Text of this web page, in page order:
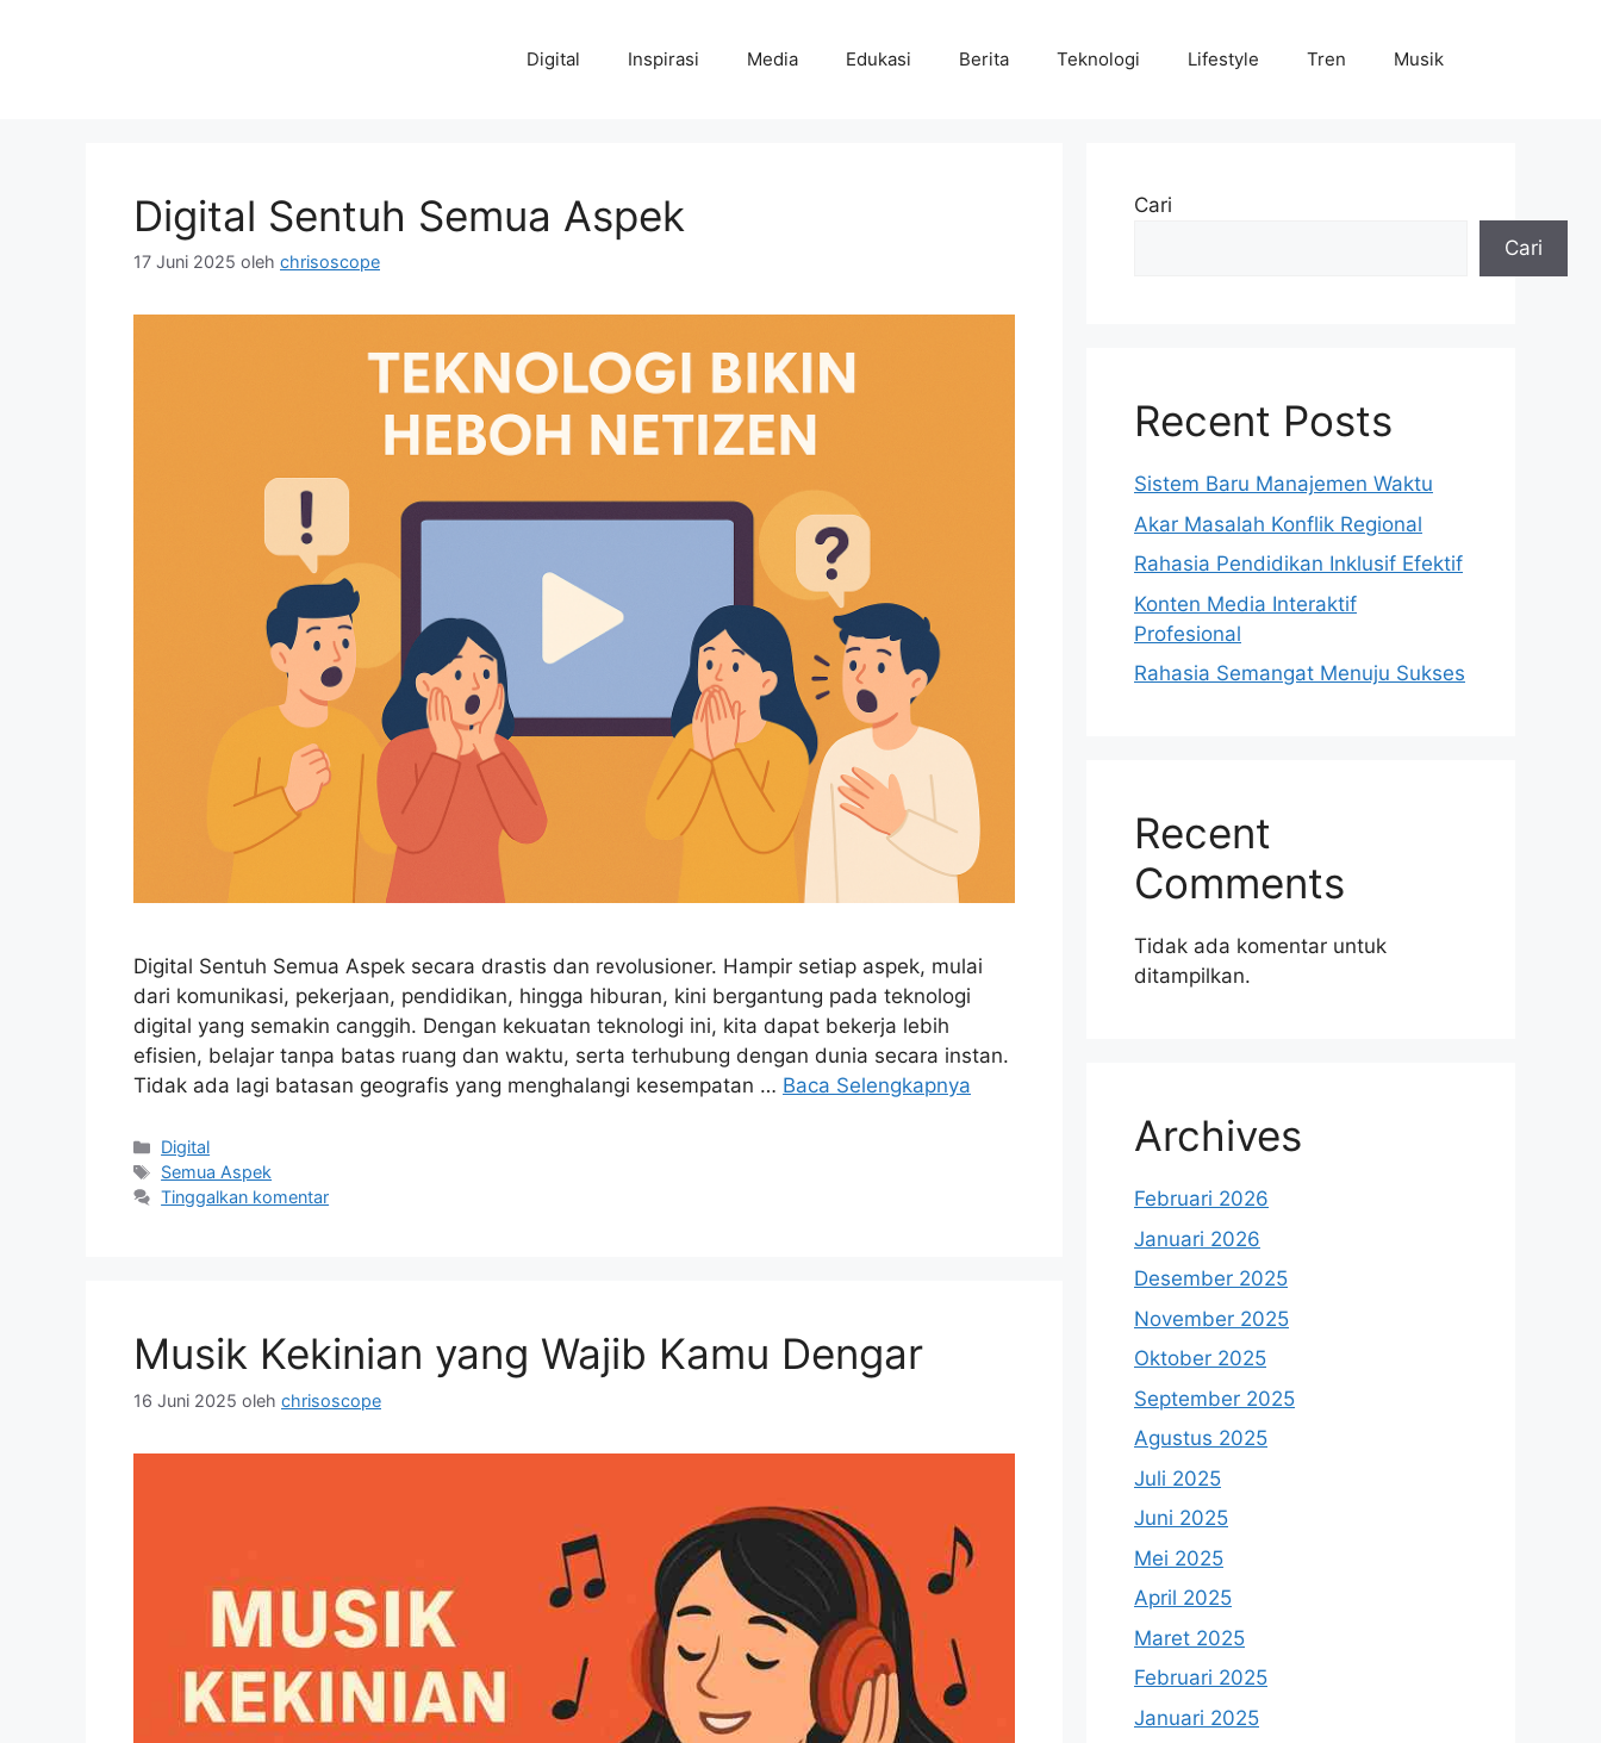
Digital Inspirasi Media Edukasi Berita Teknologi Lifestyle Tren Musik
Digital Sentuh Semua Aspek
17 Juni 2025 oleh chrisoscope
Digital Sentuh Semua Aspek secara drastis dan revolusioner. Hampir setiap aspek, mulai
dari komunikasi, pekerjaan, pendidikan, hingga hiburan, kini bergantung pada teknologi
digital yang semakin canggih. Dengan kekuatan teknologi ini, kita dapat bekerja lebih
efisien, belajar tanpa batas ruang dan waktu, serta terhubung dengan dunia secara instan.
Tidak ada lagi batasan geografis yang menghalangi kesempatan … Baca Selengkapnya
Kategori
Digital
Tag
Semua Aspek
Tinggalkan komentar
Musik Kekinian yang Wajib Kamu Dengar
16 Juni 2025 oleh chrisoscope
Cari
Cari
Recent Posts
Sistem Baru Manajemen Waktu
Akar Masalah Konflik Regional
Rahasia Pendidikan Inklusif Efektif
Konten Media Interaktif
Profesional
Rahasia Semangat Menuju Sukses
Recent
Comments
Tidak ada komentar untuk
ditampilkan.
Archives
Februari 2026
Januari 2026
Desember 2025
November 2025
Oktober 2025
September 2025
Agustus 2025
Juli 2025
Juni 2025
Mei 2025
April 2025
Maret 2025
Februari 2025
Januari 2025